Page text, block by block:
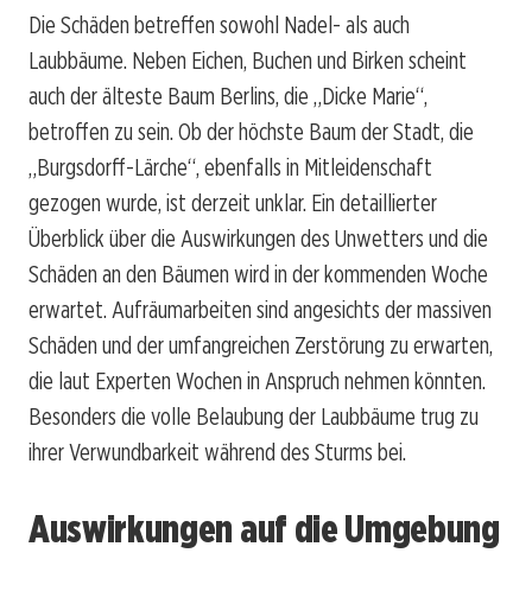
Die Schäden betreffen sowohl Nadel- als auch
Laubbäume. Neben Eichen, Buchen und Birken scheint
auch der älteste Baum Berlins, die „Dicke Marie“,
betroffen zu sein. Ob der höchste Baum der Stadt, die
„Burgsdorff-Lärche“, ebenfalls in Mitleidenschaft
gezogen wurde, ist derzeit unklar. Ein detaillierter
Überblick über die Auswirkungen des Unwetters und die
Schäden an den Bäumen wird in der kommenden Woche
erwartet. Aufräumarbeiten sind angesichts der massiven
Schäden und der umfangreichen Zerstörung zu erwarten,
die laut Experten Wochen in Anspruch nehmen könnten.
Besonders die volle Belaubung der Laubbäume trug zu
ihrer Verwundbarkeit während des Sturms bei.
Auswirkungen auf die Umgebung